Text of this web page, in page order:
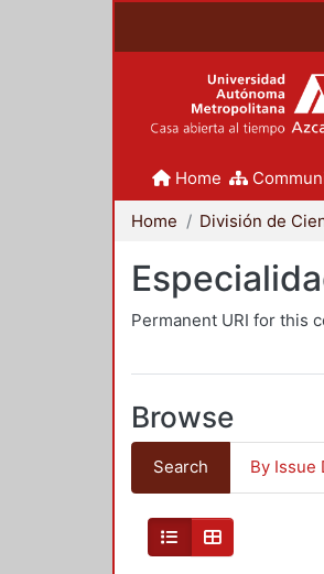
Home
Home
Permanent URI for this
Browse
Search By Issue